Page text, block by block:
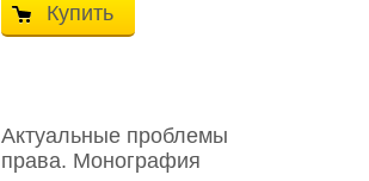
Купить
Актуальные проблемы
права. Монография